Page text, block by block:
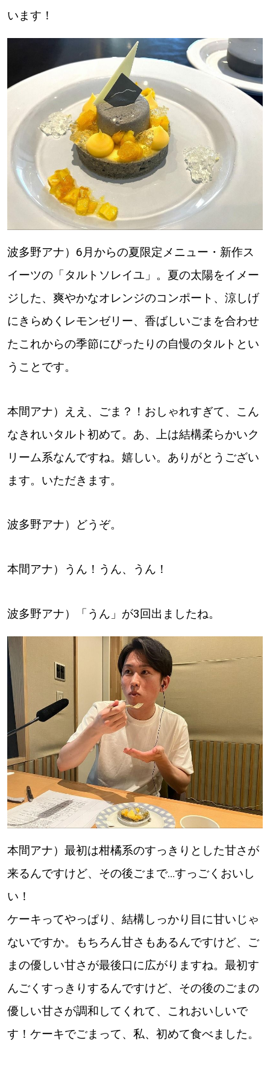
います！
波多野アナ）6月からの夏限定メニュー・新作ス
イーツの「タルトソレイユ」。夏の太陽をイメー
ジした、爽やかなオレンジのコンポート、涼しげ
にきらめくレモンゼリー、香ばしいごまを合わせ
たこれからの季節にぴったりの自慢のタルトとい
うことです。
本間アナ）ええ、ごま？！おしゃれすぎて、こん
なきれいタルト初めて。あ、上は結構柔らかいク
リーム系なんですね。嬉しい。ありがとうござい
ます。いただきます。
波多野アナ）どうぞ。
本間アナ）うん！うん、うん！
波多野アナ）「うん」が3回出ましたね。
本間アナ）最初は柑橘系のすっきりとした甘さが
来るんですけど、その後ごまで…すっごくおいし
い！
ケーキってやっぱり、結構しっかり目に甘いじゃ
ないですか。もちろん甘さもあるんですけど、ご
まの優しい甘さが最後口に広がりますね。最初す
んごくすっきりするんですけど、その後のごまの
優しい甘さが調和してくれて、これおいしいで
す！ケーキでごまって、私、初めて食べました。